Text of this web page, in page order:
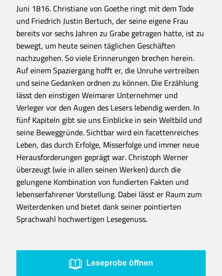
Juni 1816. Christiane von Goethe ringt mit dem Tode
und Friedrich Justin Bertuch, der seine eigene Frau
bereits vor sechs Jahren zu Grabe getragen hatte, ist zu
bewegt, um heute seinen täglichen Geschäften
nachzugehen. So viele Erinnerungen brechen herein.
Auf einem Spaziergang hofft er, die Unruhe vertreiben
und seine Gedanken ordnen zu können. Die Erzählung
lässt den einstigen Weimarer Unternehmer und
Verleger vor den Augen des Lesers lebendig werden. In
fünf Kapiteln gibt sie uns Einblicke in sein Weltbild und
seine Beweggründe. Sichtbar wird ein facettenreiches
Leben, das durch Erfolge, Misserfolge und immer neue
Herausforderungen geprägt war. Christoph Werner
überzeugt (wie in allen seinen Werken) durch die
gelungene Kombination von fundierten Fakten und
lebenserfahrener Vorstellung. Dabei lässt er Raum zum
Weiterdenken und bietet dank seiner pointierten
Sprachwahl hochwertigen Lesegenuss.
Leseprobe öffnen